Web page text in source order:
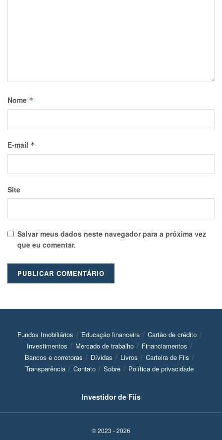
Nome *
E-mail *
Site
Salvar meus dados neste navegador para a próxima vez
que eu comentar.
Fundos Imobiliários Educação financeira
Cartão de crédito
Investimentos
Mercado de trabalho
Financiamentos
Bancos e corretoras
Dívidas Livros
Carteira de Fiis
Transparência
Contato Sobre Política de privacidade
Investidor de Fiis
© 2023 - 2026